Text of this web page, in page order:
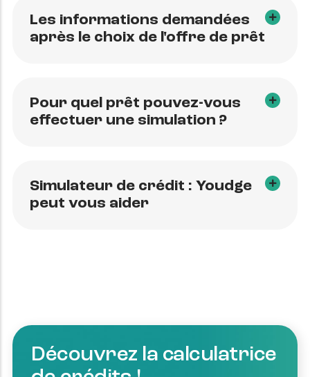
Les informations demandées
après le choix de l'offre de prêt
Pour quel prêt pouvez-vous
effectuer une simulation ?
Simulateur de crédit : Youdge
peut vous aider
Découvrez la calculatrice